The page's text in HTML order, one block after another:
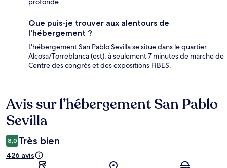
Que puis-je trouver aux alentours de
l'hébergement ?
L'hébergement San Pablo Sevilla se situe dans le quartier
Alcosa/Torreblanca (est), à seulement 7 minutes de marche de
Centre des congrès et des expositions FIBES.
Avis
Avis sur l’hébergement San Pablo
Sevilla
8,0 Très bien
426 avis